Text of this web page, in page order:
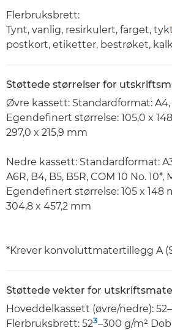
Flerbruksbrett:
Tynt, vanlig, resirkulert, farget,
postkort, etiketter, bestrøket,
Støttede størrelser for
Øvre kassett: Standardformat: A4,
Egendefinert størrelse: 105,0 x
297,0 x 215,9 mm
Nedre kassett: Standardformat:
A6R, B4, B5, B5R, COM 10 No. 10*,
Egendefinert størrelse: 105 x 148
304,8 x 457,2 mm
*Krever konvoluttmatertillegg A
Støttede vekter for
Hoveddelkassett (øvre/nedre):
Flerbruksbrett: 523–300 g/m²